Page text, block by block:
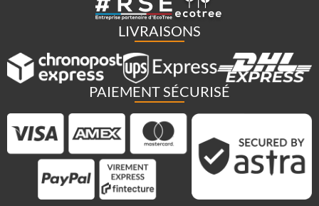
LIVRAISONS
PAIEMENT SÉCURISÉ